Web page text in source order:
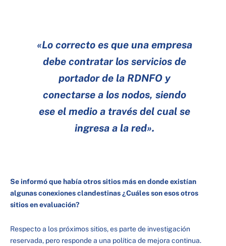
«Lo correcto es que una empresa
debe contratar los servicios de
portador de la RDNFO y
conectarse a los nodos, siendo
ese el medio a través del cual se
ingresa a la red».
Se informó que había otros sitios más en donde existían
algunas conexiones clandestinas ¿Cuáles son esos otros
sitios en evaluación?
Respecto a los próximos sitios, es parte de investigación
reservada, pero responde a una política de mejora continua.